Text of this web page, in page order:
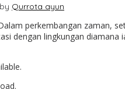
by Qurrota ayun
perkembangan zaman,
dengan lingkungan diamana